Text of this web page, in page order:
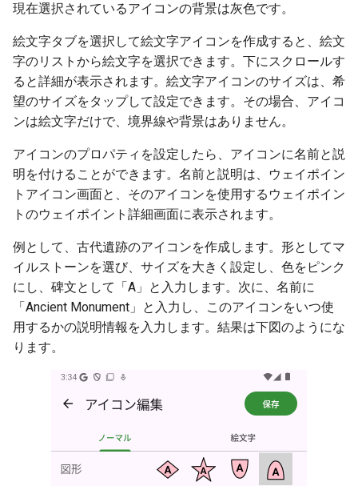
現在選択されているアイコンの背景は灰色です。
絵文字タブを選択して絵文字アイコンを作成すると、絵文
字のリストから絵文字を選択できます。下にスクロールす
ると詳細が表示されます。絵文字アイコンのサイズは、希
望のサイズをタップして設定できます。その場合、アイコ
ンは絵文字だけで、境界線や背景はありません。
アイコンのプロパティを設定したら、アイコンに名前と説
明を付けることができます。名前と説明は、ウェイポイン
トアイコン画面と、そのアイコンを使用するウェイポイン
トのウェイポイント詳細画面に表示されます。
例として、古代遺跡のアイコンを作成します。形としてマ
イルストーンを選び、サイズを大きく設定し、色をピンク
にし、碑文として「A」と入力します。次に、名前に
「Ancient Monument」と入力し、このアイコンをいつ使
用するかの説明情報を入力します。結果は下図のようにな
ります。